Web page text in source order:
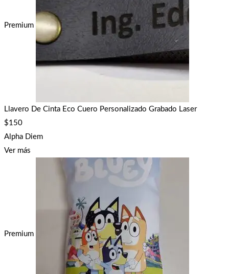
Premium
Llavero De Cinta Eco Cuero Personalizado Grabado Laser
$150
Alpha Diem
Ver más
Premium